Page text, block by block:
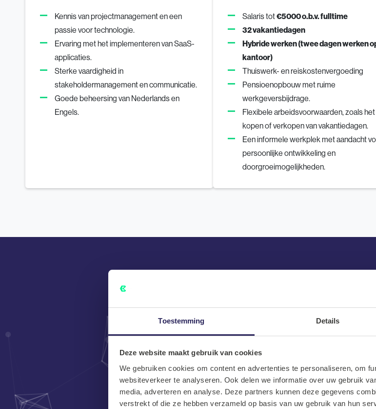
Toestemming Details
Deze website maakt gebruik van cookies
We gebruiken cookies om content en advertenties te personaliseren, om
websiteverkeer te analyseren. Ook delen we informatie over uw gebruik
media, adverteren en analyse. Deze partners kunnen deze gegevens
verstrekt of die ze hebben verzameld op basis van uw gebruik van hun
Kennis van projectmanagement en een
passie voor technologie.
Ervaring met het implementeren van SaaS-
applicaties.
Sterke vaardigheid in
stakeholdermanagement en communicatie.
Goede beheersing van Nederlands en
Engels.
Salaris tot€5000 o.b.v. fulltime
32 vakantiedagen
Hybride werken (twee dagen werken
kantoor)
Thuiswerk- en reiskostenvergoeding
Pensioenopbouw met ruime
werkgeversbijdrage.
Flexibele arbeidsvoorwaarden, zoals het
kopen of verkopen van vakantiedagen.
Een informele werkplek met aandacht
persoonlijke ontwikkeling en
doorgroeimogelijkheden.
Voornaam
(Vereist)
Achternaam
(Vereist)
E-